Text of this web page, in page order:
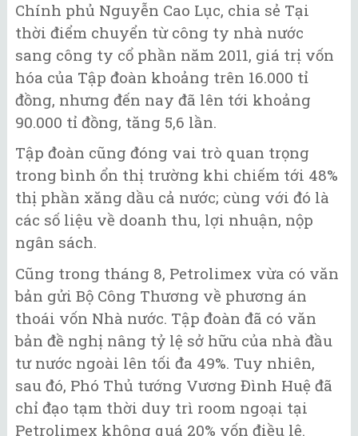
Chính phủ Nguyễn Cao Lục, chia sẻ Tại
thời điểm chuyển từ công ty nhà nước
sang công ty cổ phần năm 2011, giá trị vốn
hóa của Tập đoàn khoảng trên 16.000 tỉ
đồng, nhưng đến nay đã lên tới khoảng
90.000 tỉ đồng, tăng 5,6 lần.
Tập đoàn cũng đóng vai trò quan trọng
trong bình ổn thị trường khi chiếm tới 48%
thị phần xăng dầu cả nước; cùng với đó là
các số liệu về doanh thu, lợi nhuận, nộp
ngân sách.
Cũng trong tháng 8, Petrolimex vừa có văn
bản gửi Bộ Công Thương về phương án
thoái vốn Nhà nước. Tập đoàn đã có văn
bản đề nghị nâng tỷ lệ sở hữu của nhà đầu
tư nước ngoài lên tối đa 49%. Tuy nhiên,
sau đó, Phó Thủ tướng Vương Đình Huệ đã
chỉ đạo tạm thời duy trì room ngoại tại
Petrolimex không quá 20% vốn điều lệ.